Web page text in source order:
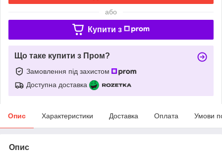
або
Купити з
Що таке купити з Пром?
Замовлення під захистом
Доступна доставка
Опис Характеристики Доставка Оплата Умови
Опис